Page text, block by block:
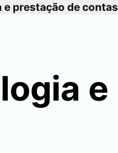
e prestação de contas
e